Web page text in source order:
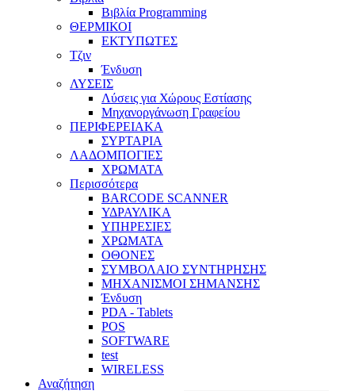
Βιβλία Programming
ΘΕΡΜΙΚΟΙ
ΕΚΤΥΠΩΤΕΣ
Τζιν
Ένδυση
ΛΥΣΕΙΣ
Λύσεις για Χώρους Εστίασης
Μηχανοργάνωση Γραφείου
ΠΕΡΙΦΕΡΕΙΑΚΑ
ΣΥΡΤΑΡΙΑ
ΛΑΔΟΜΠΟΓΙΕΣ
ΧΡΩΜΑΤΑ
Περισσότερα
BARCODE SCANNER
ΥΔΡΑΥΛΙΚΑ
ΥΠΗΡΕΣΙΕΣ
ΧΡΩΜΑΤΑ
ΟΘΟΝΕΣ
ΣΥΜΒΟΛΑΙΟ ΣΥΝΤΗΡΗΣΗΣ
ΜΗΧΑΝΙΣΜΟΙ ΣΗΜΑΝΣΗΣ
Ένδυση
PDA - Tablets
POS
SOFTWARE
test
WIRELESS
Αναζήτηση